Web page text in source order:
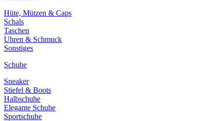
Hüte, Mützen & Caps
Schals
Taschen
Uhren & Schmuck
Sonstiges
Schuhe
Sneaker
Stiefel & Boots
Halbschuhe
Elegante Schuhe
Sportschuhe